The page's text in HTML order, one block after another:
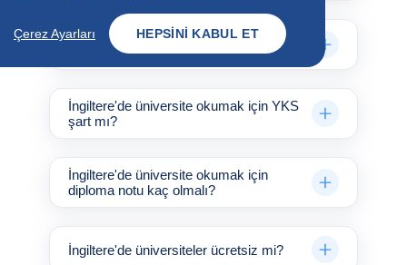
İngiltere'de üniversite okumak için ne
gerekiyor?
İngiltere'de üniversite okumak için YKS
şart mı?
İngiltere'de üniversite okumak için
diploma notu kaç olmalı?
İngiltere'de üniversiteler ücretsiz mi?
Çerez Ayarları HEPSINI KABUL ET